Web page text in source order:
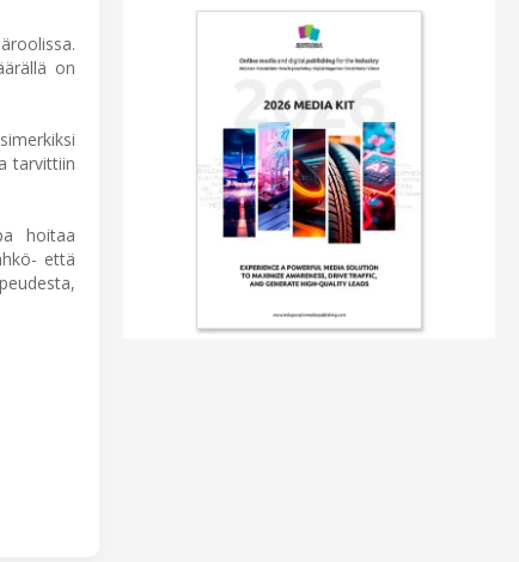
on
tarvittiin
hoitaa
että